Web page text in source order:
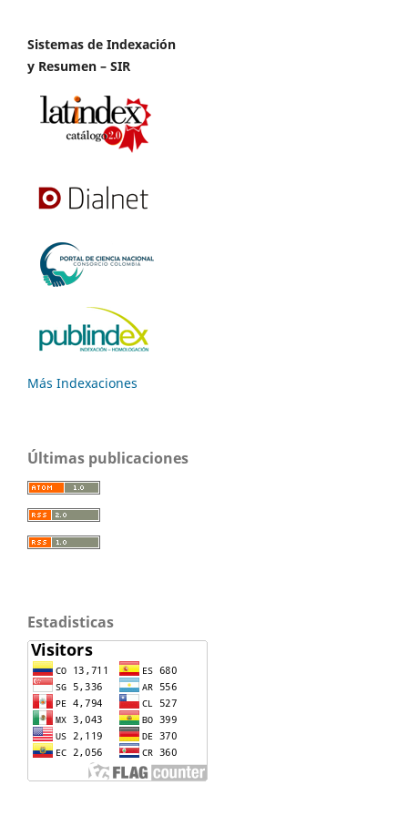
Sistemas de Indexación
y Resumen – SIR
Más Indexaciones
Últimas publicaciones
Estadisticas